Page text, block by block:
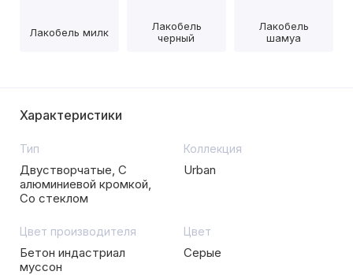
Лакобель милк
Лакобель
черный
Лакобель
шамуа
Характеристики
Тип
Двустворчатые, С
алюминиевой кромкой,
Со стеклом
Коллекция
Urban
Цвет производителя
Бетон индастриал
муссон
Цвет
Серые